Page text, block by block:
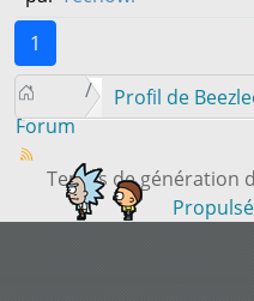
1
Forum
Profil de
Temps de génération